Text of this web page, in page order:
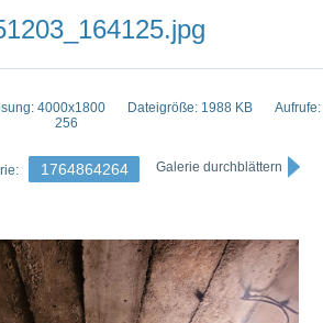
4000x1800 Dateigröße: 1988 KB
Aufrufe:
256
Galerie durchblättern
1764864264